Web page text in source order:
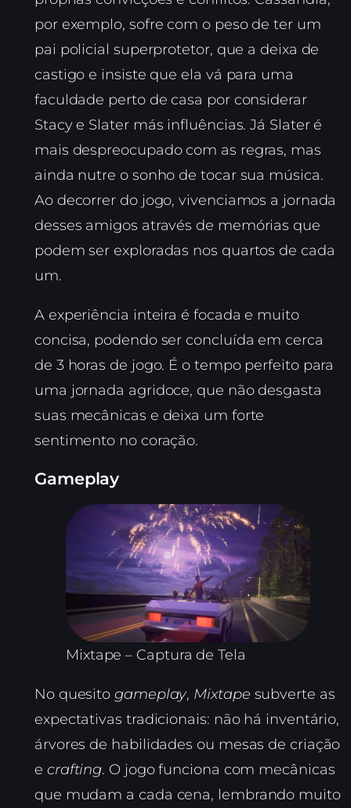
por exemplo, sofre com o peso de ter um
pai policial superprotetor, que a deixa de
castigo e insiste que ela vá para uma
faculdade perto de casa por considerar
Stacy e Slater más influências. Já Slater é
mais despreocupado com as regras, mas
ainda nutre o sonho de tocar sua música.
Ao decorrer do jogo, vivenciamos a jornada
desses amigos através de memórias que
podem ser exploradas nos quartos de cada
um.
A experiência inteira é focada e muito
concisa, podendo ser concluída em cerca
de 3 horas de jogo. É o tempo perfeito para
uma jornada agridoce, que não desgasta
suas mecânicas e deixa um forte
sentimento no coração.
Gameplay
Mixtape – Captura de Tela
No quesitogameplay, Mixtape subverte as
expectativas tradicionais: não há inventário,
árvores de habilidades ou mesas de criação
e crafting. O jogo funciona com mecânicas
que mudam a cada cena, lembrando muito